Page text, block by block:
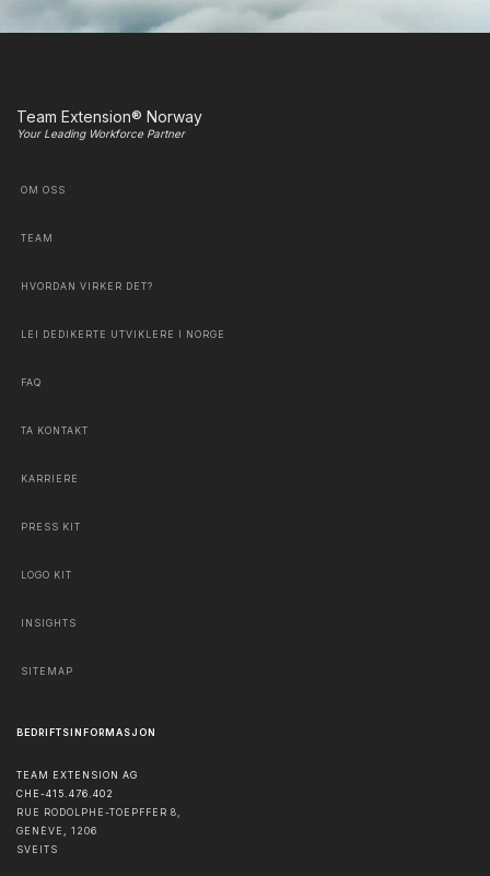
Team Extension® Norway
Your Leading Workforce Partner
OM OSS
TEAM
HVORDAN VIRKER DET?
LEI DEDIKERTE UTVIKLERE I NORGE
FAQ
TA KONTAKT
KARRIERE
PRESS KIT
LOGO KIT
INSIGHTS
SITEMAP
BEDRIFTSINFORMASJON
TEAM EXTENSION AG
CHE-415.476.402
RUE RODOLPHE-TOEPFFER 8,
GENÈVE , 1206
SVEITS